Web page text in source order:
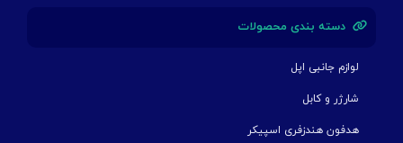
دسته بندی محصولات
لوازم جانبی اپل
شارژر و کابل
هدفون هندزفری اسپیکر